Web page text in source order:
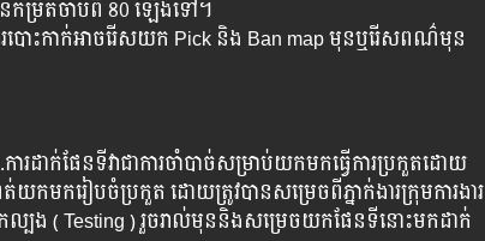
នកម្រិតចាប់ពី 80 ឡើងទៅ។
របោះកាក់អាចរើសយក Pick និង Ban map មុនឬរើសពណ៌មុន
ដាក់ផែនទីវាជាការចាំបាច់សម្រាប់យកមកធ្វើការប្រកួតដោយ
មករៀបចំប្រកួត ដោយត្រូវបានសម្រេចពីភ្នាក់ងារក្រុមការងារ
ល្បង ( Testing ) រួចរាល់មុននិងសម្រេចយកផែនទីនោះមកដាក់